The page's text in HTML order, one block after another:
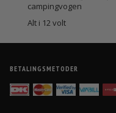
campingvogen
Alt i 12 volt
BETALINGSMETODER